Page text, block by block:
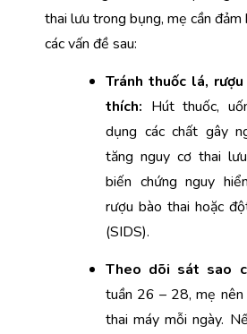
thai lưu trong bụng, mẹ cần
các vấn đề sau:
Tránh thuốc lá,
thích: Hút thuốc,
dụng các chất gây
tăng nguy cơ thai
biến chứng nguy
rượu bào thai hoặc
(SIDS).
Theo dõi sát sao
tuần 26 – 28, mẹ
thai máy mỗi ngày.